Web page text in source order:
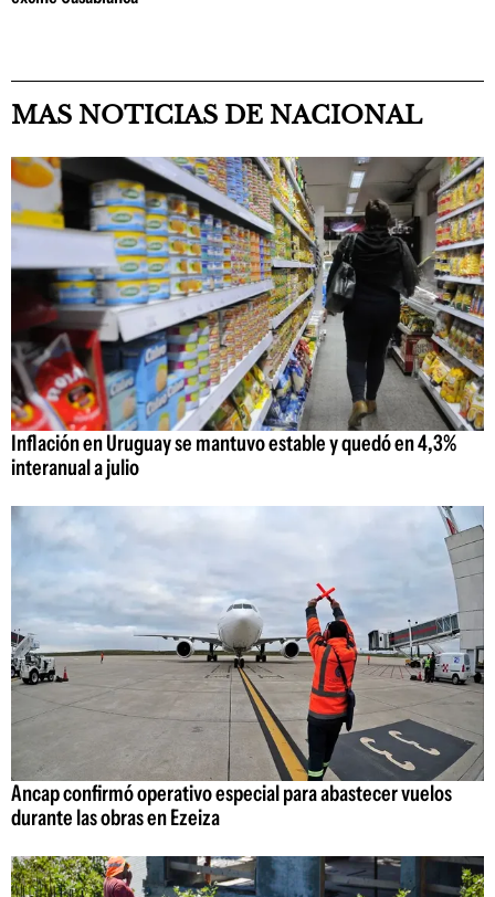
MAS NOTICIAS DE NACIONAL
Inflación en Uruguay se mantuvo estable y quedó en 4,3%
interanual a julio
Ancap confirmó operativo especial para abastecer vuelos
durante las obras en Ezeiza